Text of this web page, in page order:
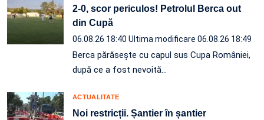
2-0, scor periculos! Petrolul Berca out
din Cupă
06.08.26 18:40 Ultima modificare 06.08.26 18:49
Berca părăsește cu capul sus Cupa României,
după ce a fost nevoită…
ACTUALITATE
Noi restricții. Șantier în șantier